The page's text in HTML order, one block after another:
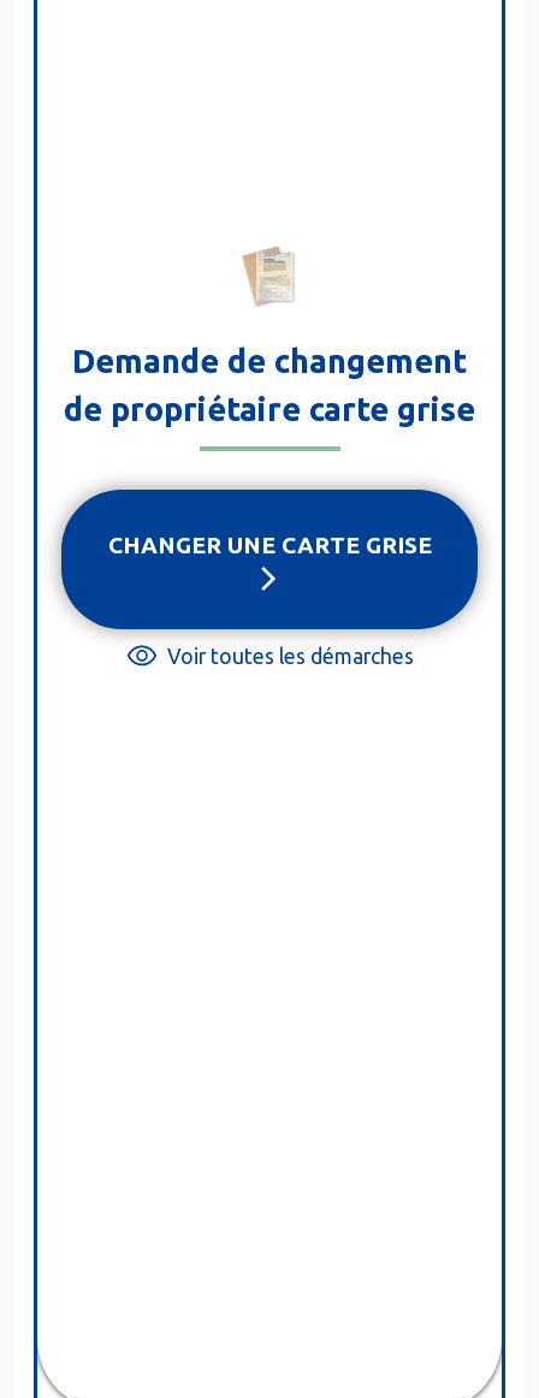
Demande de changement
de propriétaire carte grise
CHANGER UNE CARTE GRISE
Voir toutes les démarches